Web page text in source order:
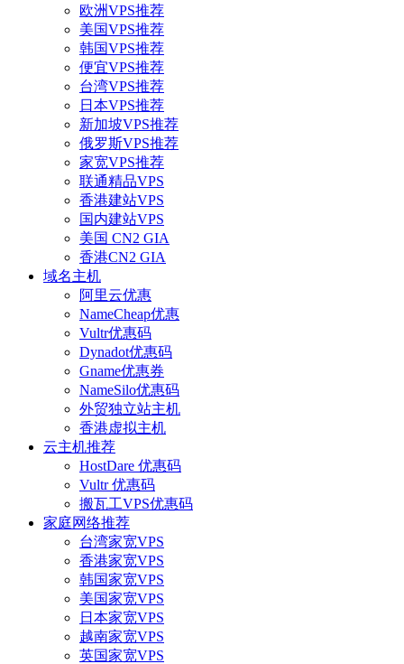
欧洲VPS推荐
美国VPS推荐
韩国VPS推荐
便宜VPS推荐
台湾VPS推荐
日本VPS推荐
新加坡VPS推荐
俄罗斯VPS推荐
家宽VPS推荐
联通精品VPS
香港建站VPS
国内建站VPS
美国 CN2 GIA
香港CN2 GIA
域名主机
阿里云优惠
NameCheap优惠
Vultr优惠码
Dynadot优惠码
Gname优惠券
NameSilo优惠码
外贸独立站主机
香港虚拟主机
云主机推荐
HostDare 优惠码
Vultr 优惠码
搬瓦工VPS优惠码
家庭网络推荐
台湾家宽VPS
香港家宽VPS
韩国家宽VPS
美国家宽VPS
日本家宽VPS
越南家宽VPS
英国家宽VPS